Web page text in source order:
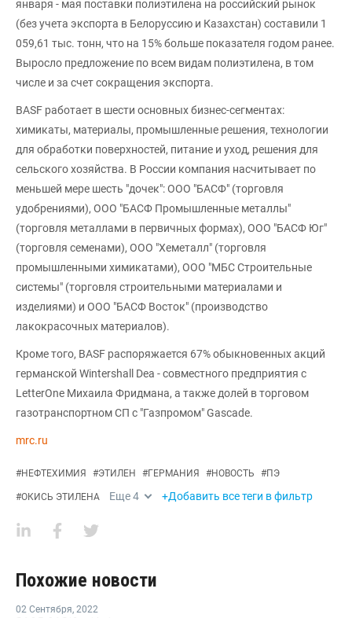
января - мая поставки полиэтилена на российский рынок
(без учета экспорта в Белоруссию и Казахстан) составили 1
059,61 тыс. тонн, что на 15% больше показателя годом ранее.
Выросло предложение по всем видам полиэтилена, в том
числе и за счет сокращения экспорта.
BASF работает в шести основных бизнес-сегментах:
химикаты, материалы, промышленные решения, технологии
для обработки поверхностей, питание и уход, решения для
сельского хозяйства. В России компания насчитывает по
меньшей мере шесть "дочек": ООО "БАСФ" (торговля
удобрениями), ООО "БАСФ Промышленные металлы"
(торговля металлами в первичных формах), ООО "БАСФ Юг"
(торговля семенами), ООО "Хеметалл" (торговля
промышленными химикатами), ООО "МБС Строительные
системы" (торговля строительными материалами и
изделиями) и ООО "БАСФ Восток" (производство
лакокрасочных материалов).
Кроме того, BASF распоряжается 67% обыкновенных акций
германской Wintershall Dea - совместного предприятия с
LetterOne Михаила Фридмана, а также долей в торговом
газотранспортном СП с "Газпромом" Gascade.
mrc.ru
#НЕФТЕХИМИЯ #ЭТИЛЕН #ГЕРМАНИЯ #НОВОСТЬ #ПЭ
#ОКИСЬ ЭТИЛЕНА Еще4 +Добавить все теги в фильтр
Похожие новости
02 Сентября, 2022